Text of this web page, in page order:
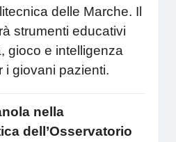
delle Marche. Il
strumenti educativi
gioco e intelligenza
i giovani pazienti.
nella
dell’Osservatorio